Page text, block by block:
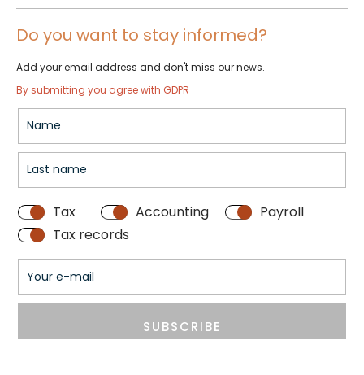
Do you want to stay informed?
Add your email address and don't miss our news.
By submitting you agree with GDPR
Tax Accounting
Payroll
Tax records
SUBSCRIBE